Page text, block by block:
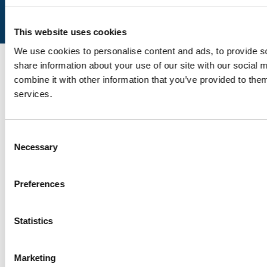
This website uses cookies
We use cookies to personalise content and ads, to provide
share information about your use of our site with our social
combine it with other information that you’ve provided to
services.
Selection
Necessary
Preferences
Statistics
Marketing
© 2023 Vaud. Alle Rechte vorbehalten.
Zurück nach oben